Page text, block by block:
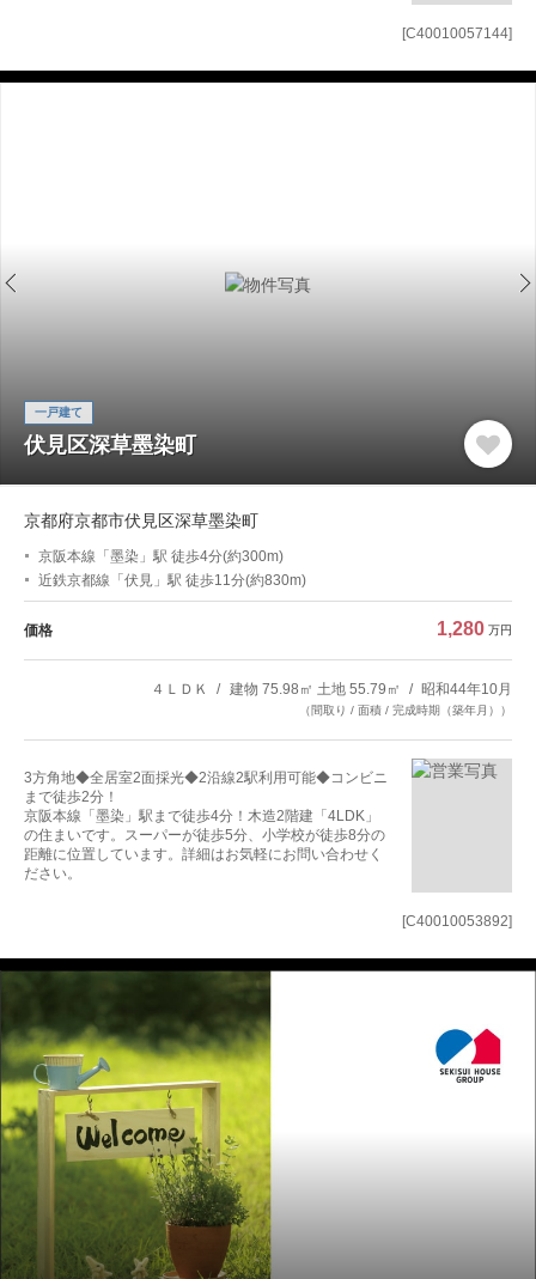
[C40010057144]
[C40010053892]
一戸建て
伏見区深草墨染町
京都府京都市伏見区深草墨染町
京阪本線「墨染」駅 徒歩4分(約300m)
近鉄京都線「伏見」駅 徒歩11分(約830m)
価格 1,280 万円
４ＬＤＫ 建物 75.98㎡ 土地 55.79㎡ 昭和44年10月
（間取り / 面積 / 完成時期（築年月））
3方角地◆全居室2面採光◆2沿線2駅利用可能◆コンビニ
まで徒歩2分！
京阪本線「墨染」駅まで徒歩4分！木造2階建「4LDK」
の住まいです。スーパーが徒歩5分、小学校が徒歩8分の
距離に位置しています。詳細はお気軽にお問い合わせく
ださい。